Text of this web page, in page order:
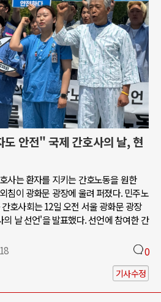
안전" 국제 간호사의 날, 현
사는 환자를 지키는 간호노동을 원한
침이 광화문 광장에 울려 퍼졌다. 민주노
호사회는 12일 오전 서울 광화문 광장
날 선언'을 발표했다. 선언에 참여한 간
0
기사수정